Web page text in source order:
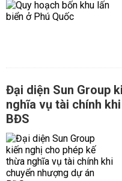
Đại diện Sun Group
nghĩa vụ tài chính
BĐS